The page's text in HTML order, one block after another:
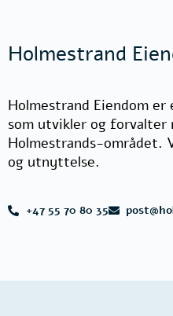
Holmestrand
Holmestrand Eiendom
som utvikler og forvalter
Holmestrands-området.
og utnyttelse.
+47 55 70 80 35